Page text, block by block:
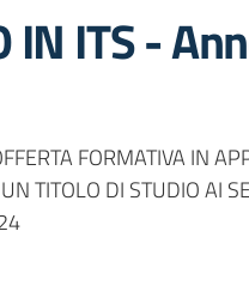
IN ITS -
FORMATIVA IN
TITOLO DI STUDIO AI